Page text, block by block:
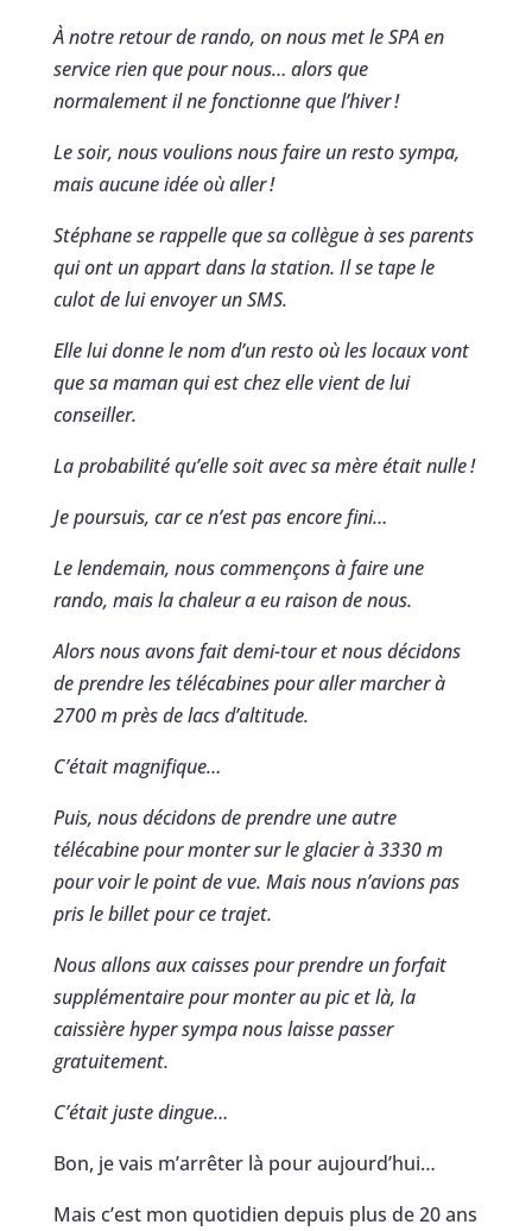
À notre retour de rando, on nous met le SPA en
service rien que pour nous… alors que
normalement il ne fonctionne que l’hiver !
Le soir, nous voulions nous faire un resto sympa,
mais aucune idée où aller !
Stéphane se rappelle que sa collègue à ses parents
qui ont un appart dans la station. Il se tape le
culot de lui envoyer un SMS.
Elle lui donne le nom d’un resto où les locaux vont
que sa maman qui est chez elle vient de lui
conseiller.
La probabilité qu’elle soit avec sa mère était nulle !
Je poursuis, car ce n’est pas encore fini…
Le lendemain, nous commençons à faire une
rando, mais la chaleur a eu raison de nous.
Alors nous avons fait demi-tour et nous décidons
de prendre les télécabines pour aller marcher à
2700 m près de lacs d’altitude.
C’était magnifique…
Puis, nous décidons de prendre une autre
télécabine pour monter sur le glacier à 3330 m
pour voir le point de vue. Mais nous n’avions pas
pris le billet pour ce trajet.
Nous allons aux caisses pour prendre un forfait
supplémentaire pour monter au pic et là, la
caissière hyper sympa nous laisse passer
gratuitement.
C’était juste dingue…
Bon, je vais m’arrêter là pour aujourd’hui…
Mais c’est mon quotidien depuis plus de 20 ans